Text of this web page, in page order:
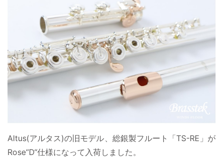
Altus(アルタス)の旧モデル、総銀製フルート「TS-RE」が
Rose“D“仕様になって入荷しました。